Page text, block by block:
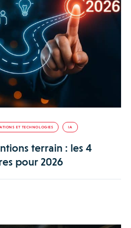
ET TECHNOLOGIES IA
terrain : les 4
pour 2026